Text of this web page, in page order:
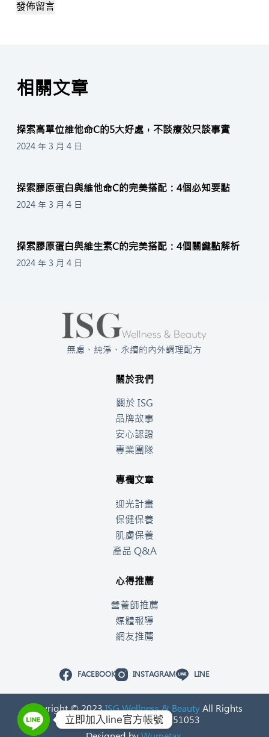
發佈留言
相關文章
探索高單位維他命C的5大好處，不談療效只談事實
2024 年 3 月 4 日
探索膠原蛋白與維他命C的完美搭配：4個必知要點
2024 年 3 月 4 日
探索膠原蛋白與維生素C的完美搭配：4個關鍵點解析
2024 年 3 月 4 日
無慮、純淨、永續的內外調理配方
關於我們
關於 ISG
品牌故事
安心認證
專業團隊
專欄文章
迎光計畫
保健保養
肌膚保養
產品 Q&A
心得推薦
營養師推薦
媒體報導
網友推薦
FACEBOOK INSTAGRAM LINE
Copyright © 2023ISG Wellness & Beauty All Rights
Reserved. 統一編號：53251053
立即加入line官方帳號